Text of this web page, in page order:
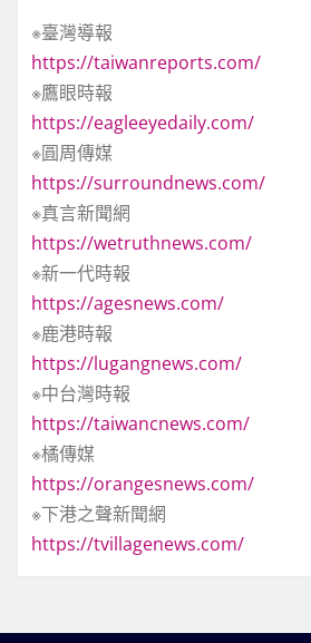
※臺灣導報
https://taiwanreports.com/
※鷹眼時報
https://eagleeyedaily.com/
※圓周傳媒
https://surroundnews.com/
※真言新聞網
https://wetruthnews.com/
※新一代時報
https://agesnews.com/
※鹿港時報
https://lugangnews.com/
※中台灣時報
https://taiwancnews.com/
※橘傳媒
https://orangesnews.com/
※下港之聲新聞網
https://tvillagenews.com/